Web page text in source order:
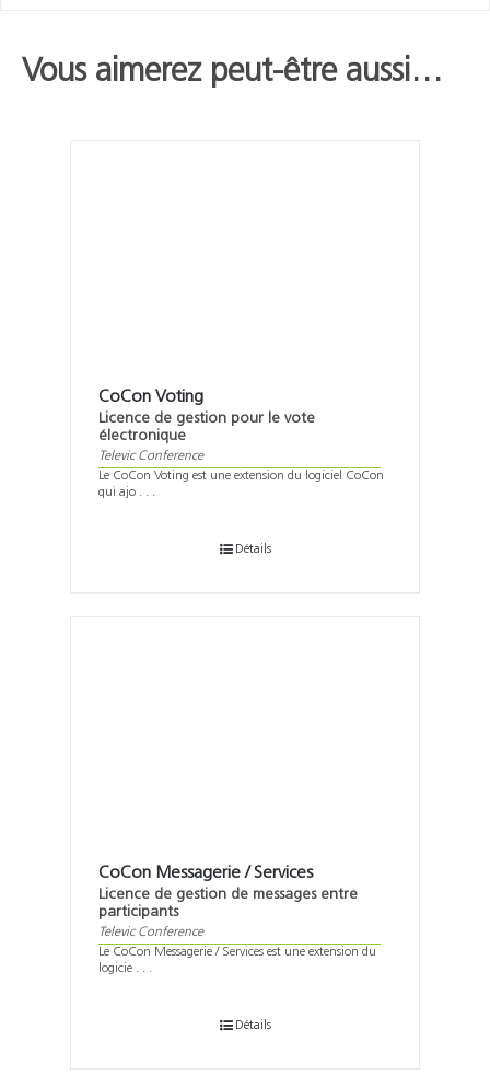
Vous aimerez peut-être aussi…
CoCon Voting
Licence de gestion pour le vote
électronique
Televic Conference
Le CoCon Voting est une extension du logiciel CoCon
qui ajo . . .
Détails
CoCon Messagerie / Services
Licence de gestion de messages entre
participants
Televic Conference
Le CoCon Messagerie / Services est une extension du
logicie . . .
Détails